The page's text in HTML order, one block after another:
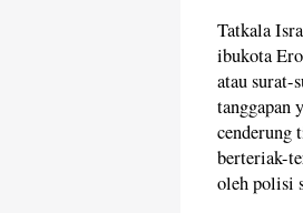
Tatkala
ibukota
atau surat-
tanggapan
cenderung
berteriak-
oleh polisi